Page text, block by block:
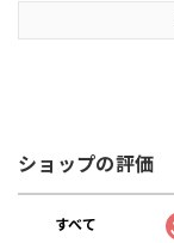
ショップの評価
すべて